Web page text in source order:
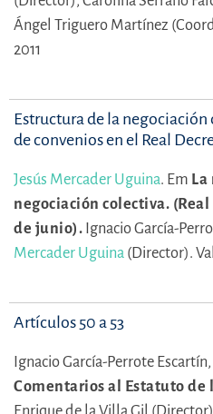
Ángel Triguero Martínez
2011
Estructura de la
de convenios en el Real
Jesús Mercader Uguina. Em La
negociación colectiva. (Real
de junio). Ignacio García-
Mercader Uguina (Director).
Artículos 50 a 53
Ignacio García-Perrote Escartín,
Comentarios al Estatuto de
Enrique de la Villa Gil